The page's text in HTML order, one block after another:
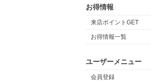
お得情報
来店ポイントGET
お得情報一覧
ユーザーメニュー
会員登録